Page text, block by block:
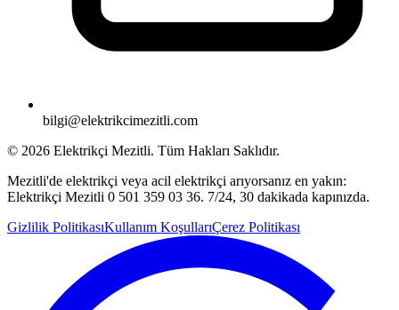
bilgi@elektrikcimezitli.com
© 2026 Elektrikçi Mezitli. Tüm Hakları Saklıdır.
Mezitli'de elektrikçi veya acil elektrikçi arıyorsanız en yakın:
Elektrikçi Mezitli 0 501 359 03 36. 7/24, 30 dakikada kapınızda.
Gizlilik PolitikasıKullanım KoşullarıÇerez Politikası